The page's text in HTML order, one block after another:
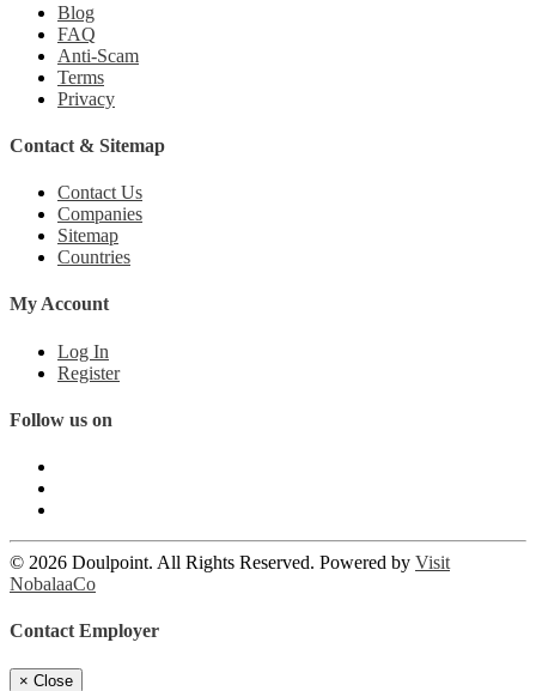
Blog
FAQ
Anti-Scam
Terms
Privacy
Contact & Sitemap
Contact Us
Companies
Sitemap
Countries
My Account
Log In
Register
Follow us on
© 2026 Doulpoint. All Rights Reserved. Powered by Visit
NobalaaCo
Contact Employer
× Close